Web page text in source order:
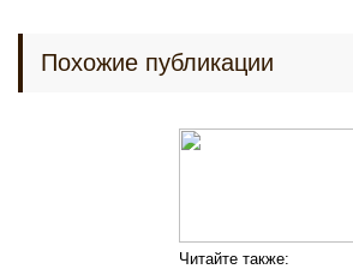
Похожие публикации
Читайте также: